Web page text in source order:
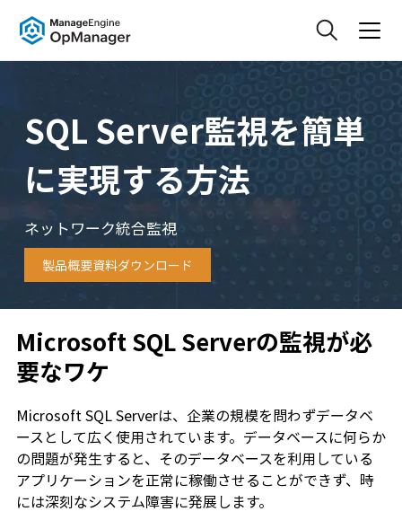
SQL Server監視を簡単
に実現する方法
ネットワーク統合監視
製品概要資料ダウンロード
Microsoft SQL Serverの監視が必
要なワケ
Microsoft SQL Serverは、企業の規模を問わずデータベ
ースとして広く使用されています。データベースに何らか
の問題が発生すると、そのデータベースを利用している
アプリケーションを正常に稼働させることができず、時
には深刻なシステム障害に発展します。